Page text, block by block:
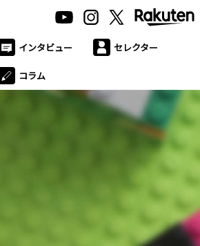
インタビュー セレクター
コラム